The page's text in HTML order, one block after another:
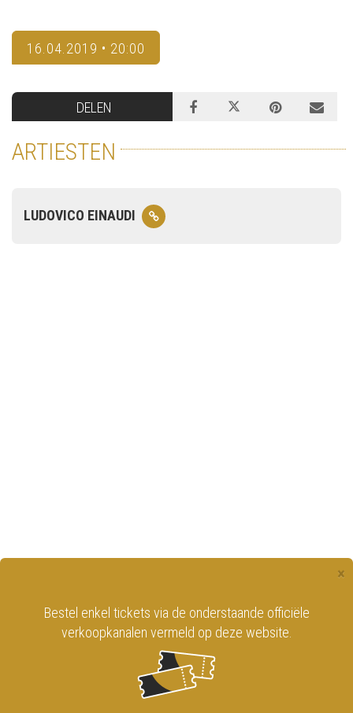
16.04.2019 • 20:00
DELEN
ARTIESTEN
LUDOVICO EINAUDI
×
Bestel enkel tickets via de onderstaande officiële
verkoopkanalen vermeld op deze website.